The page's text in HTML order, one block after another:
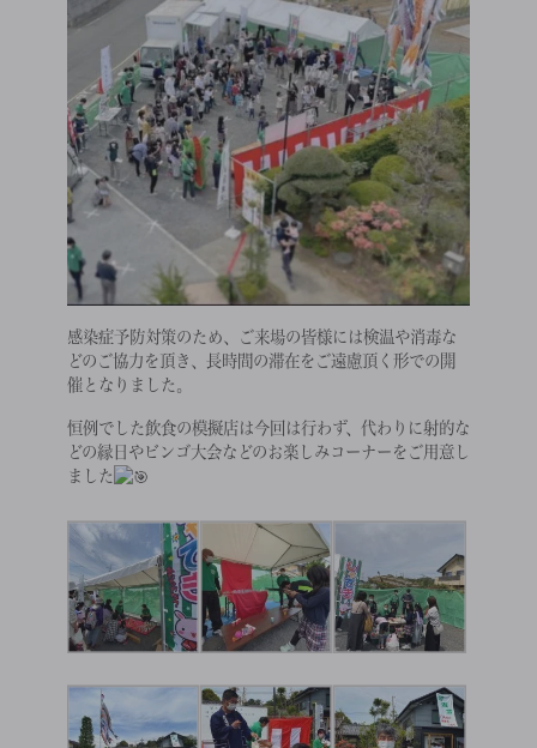
感染症予防対策のため、ご来場の皆様には検温や消毒な
どのご協力を頂き、長時間の滞在をご遠慮頂く形での開
催となりました。
恒例でした飲食の模擬店は今回は行わず、代わりに射的な
どの縁日やビンゴ大会などのお楽しみコーナーをご用意し
ました